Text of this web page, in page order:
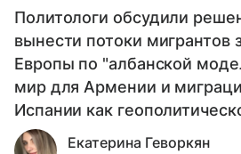
Политологи обсудили
вынести потоки мигрантов
Европы по "албанской
мир для Армении и
Испании как
Екатерина Геворкян